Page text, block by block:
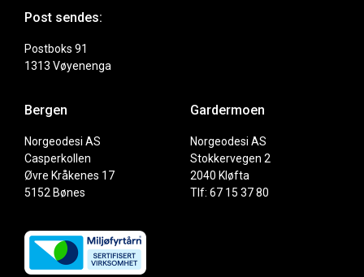
Post sendes:
Postboks 91
1313 Vøyenenga
Bergen
Norgeodesi AS
Casperkollen
Øvre Kråkenes 17
5152 Bønes
Gardermoen
Norgeodesi AS
Stokkervegen 2
2040 Kløfta
Tlf: 67 15 37 80